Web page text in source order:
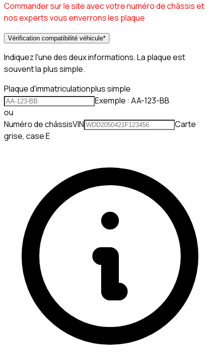
Commander sur le site avec votre numéro de châssis et
nos experts vous enverrons les plaque
Vérification compatibilité véhicule*
Indiquez l'une des deux informations. La plaque est
souvent la plus simple.
Plaque d'immatriculationplus simple
Exemple : AA-123-BB
ou
Numéro de châssisVIN
Carte
grise, case E